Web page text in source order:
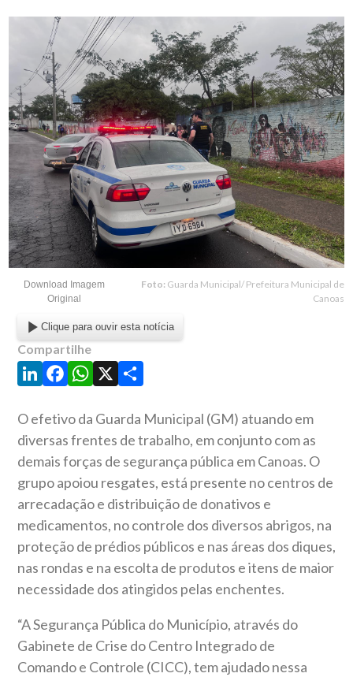
Download Imagem
Original
Foto: Guarda Municipal/ Prefeitura Municipal de
Canoas
Clique para ouvir esta notícia
Compartilhe
LinkedIn
Facebook
WhatsApp
X Share
O efetivo da Guarda Municipal (GM) atuando em
diversas frentes de trabalho, em conjunto com as
demais forças de segurança pública em Canoas. O
grupo apoiou resgates, está presente no centros de
arrecadação e distribuição de donativos e
medicamentos, no controle dos diversos abrigos, na
proteção de prédios públicos e nas áreas dos diques,
nas rondas e na escolta de produtos e itens de maior
necessidade dos atingidos pelas enchentes.
“A Segurança Pública do Município, através do
Gabinete de Crise do Centro Integrado de
Comando e Controle (CICC), tem ajudado nessa